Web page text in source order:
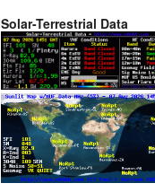
Solar-Terrestrial Data